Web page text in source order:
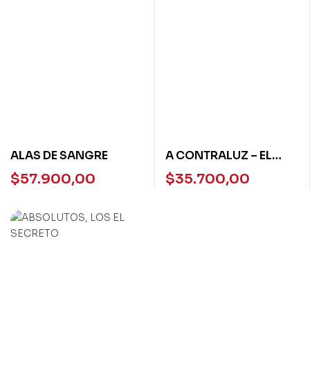
ALAS DE SANGRE
$57.900,00
A CONTRALUZ – EL
ATENEO
$35.700,00